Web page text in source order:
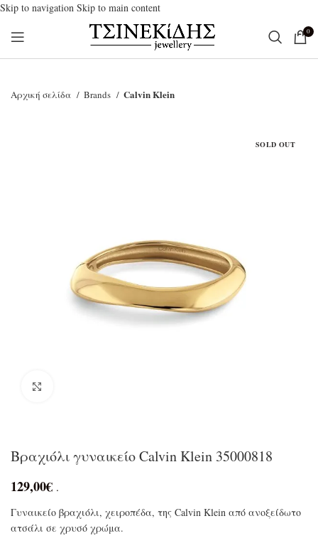
Skip to navigation Skip to main content
0
Αρχική σελίδα Brands Calvin Klein
SOLD OUT
Βραχιόλι γυναικείο Calvin Klein 35000818
129,00€ .
Γυναικείο βραχιόλι, χειροπέδα, της Calvin Klein από ανοξείδωτο
ατσάλι σε χρυσό χρώμα.